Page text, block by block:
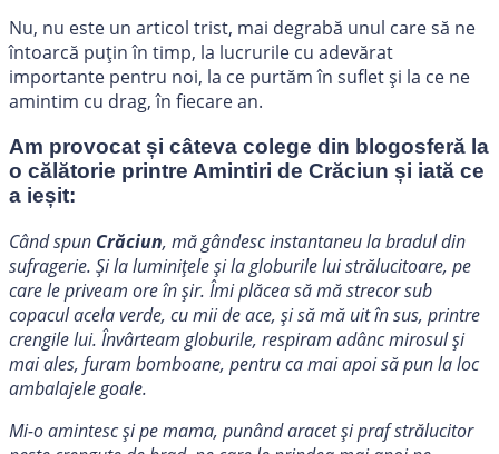
Nu, nu este un articol trist, mai degrabă unul care să ne
întoarcă puțin în timp, la lucrurile cu adevărat
importante pentru noi, la ce purtăm în suflet și la ce ne
amintim cu drag, în fiecare an.
Am provocat și câteva colege din blogosferă la
o călătorie printre Amintiri de Crăciun și iată ce
a ieșit:
Când spun Crăciun, mă gândesc instantaneu la bradul din
sufragerie. Şi la luminiţele şi la globurile lui strălucitoare, pe
care le priveam ore în şir. Îmi plăcea să mă strecor sub
copacul acela verde, cu mii de ace, şi să mă uit în sus, printre
crengile lui. Învârteam globurile, respiram adânc mirosul şi
mai ales, furam bomboane, pentru ca mai apoi să pun la loc
ambalajele goale.
Mi-o amintesc şi pe mama, punând aracet şi praf strălucitor